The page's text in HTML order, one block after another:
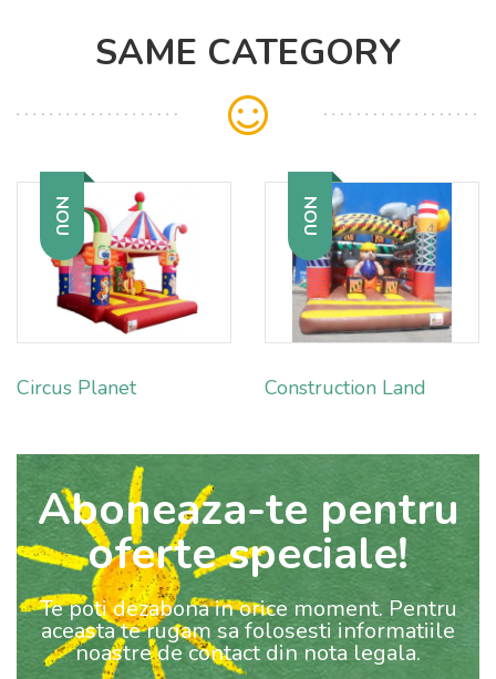
SAME CATEGORY
NOU
Circus Planet
NOU
Construction Land
Aboneaza-te pentru
oferte speciale!
Te poti dezabona in orice moment. Pentru
aceasta te rugam sa folosesti informatiile
noastre de contact din nota legala.